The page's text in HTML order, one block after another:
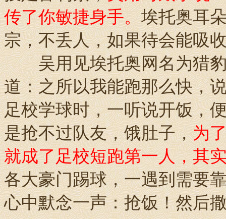
传了你敏捷身手。埃托奥耳
宗，不丢人，如果待会能吸
吴用见埃托奥网名为猎豹
道：之所以我能跑那么快，
足校学球时，一听说开饭，
是抢不过队友，饿肚子，为
就成了足校短跑第一人，其
各大豪门踢球，一遇到需要
心中默念一声：抢饭！然